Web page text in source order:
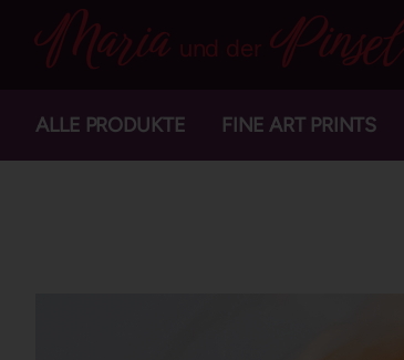
Maria und derPinsel
ALLE PRODUKTE FINE ART PRINTS